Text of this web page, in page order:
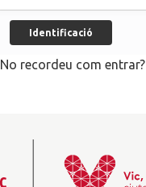
No recordeu com entrar?